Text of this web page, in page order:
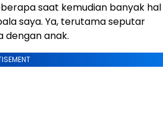
saat kemudian banyak hal
saya. Ya, terutama seputar
dengan anak.